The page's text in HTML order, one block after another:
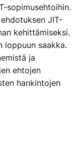
sopimusehtoihin.
JIT-
kehittämiseksi.
loppuun saakka.
ja
ehtojen
hankintojen